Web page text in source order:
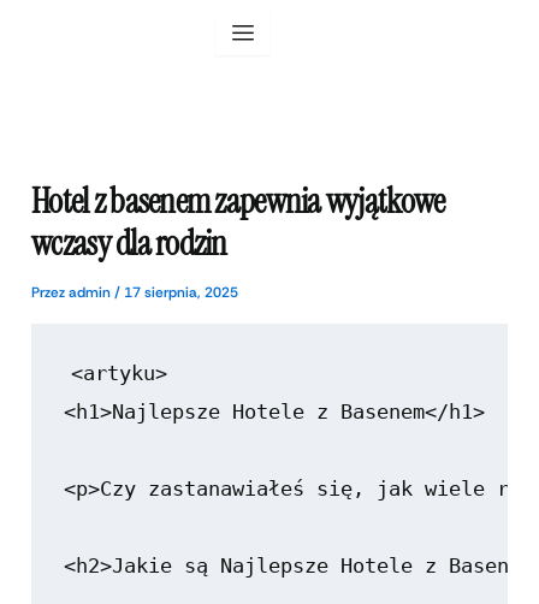
Hotel z basenem zapewnia wyjątkowe
wczasy dla rodzin
Przezadmin/ 17 sierpnia, 2025
<artyku>
<h1>Najlepsze Hotele z Basenem</h1>
<p>Czy zastanawiałeś się, jak wiele
<h2>Jakie są Najlepsze Hotele z